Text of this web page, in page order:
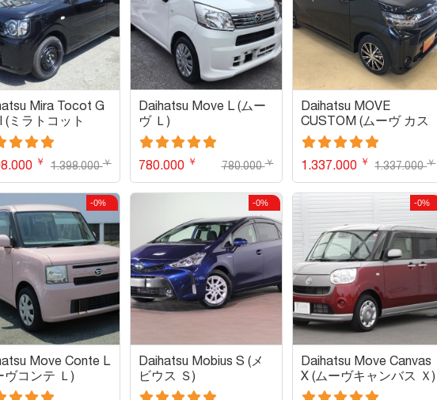
Mira Tocot G
(ミラトコット
ＡＩＩＩ)
1.398.000￥
￥
Daihatsu Move L (ムー
ヴ Ｌ)
780.000￥
780.000 ￥
Daihatsu MOVE
CUSTOM (ムーヴ カス
タム)
1.337.000￥
1.337.000 ￥
-0%
Move Conte L
ヴコンテ Ｌ)
-0%
Daihatsu Mobius S (メ
ビウス Ｓ)
-0%
Daihatsu Move Canvas
X (ムーヴキャンバス Ｘ)